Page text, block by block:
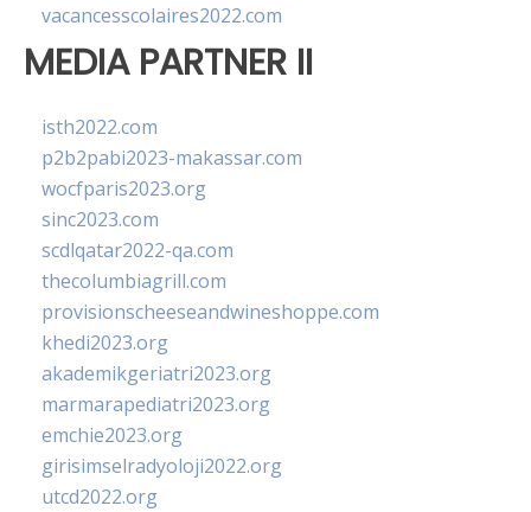
vacancesscolaires2022.com
MEDIA PARTNER II
isth2022.com
p2b2pabi2023-makassar.com
wocfparis2023.org
sinc2023.com
scdlqatar2022-qa.com
thecolumbiagrill.com
provisionscheeseandwineshoppe.com
khedi2023.org
akademikgeriatri2023.org
marmarapediatri2023.org
emchie2023.org
girisimselradyoloji2022.org
utcd2022.org